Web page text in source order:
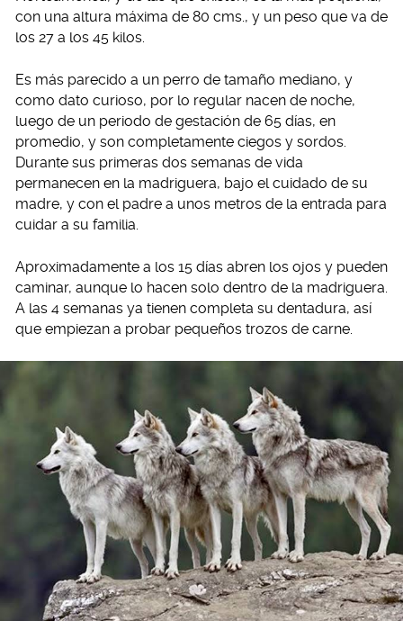
con una altura máxima de 80 cms., y un peso que va de
los 27 a los 45 kilos.
Es más parecido a un perro de tamaño mediano, y
como dato curioso, por lo regular nacen de noche,
luego de un periodo de gestación de 65 días, en
promedio, y son completamente ciegos y sordos.
Durante sus primeras dos semanas de vida
permanecen en la madriguera, bajo el cuidado de su
madre, y con el padre a unos metros de la entrada para
cuidar a su familia.
Aproximadamente a los 15 días abren los ojos y pueden
caminar, aunque lo hacen solo dentro de la madriguera.
A las 4 semanas ya tienen completa su dentadura, así
que empiezan a probar pequeños trozos de carne.